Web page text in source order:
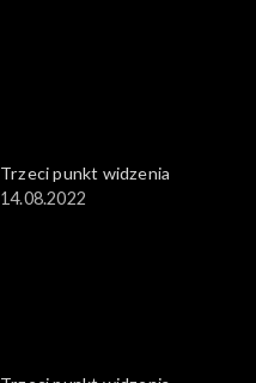
Trzeci punkt widzenia
14.08.2022